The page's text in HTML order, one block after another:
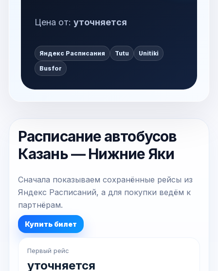
Цена от: уточняется
Яндекс Расписания Tutu Unitiki
Busfor
Расписание автобусов
Казань — Нижние Яки
Сначала показываем сохранённые рейсы из
Яндекс Расписаний, а для покупки ведём к
партнёрам.
Купить билет
Первый рейс
уточняется